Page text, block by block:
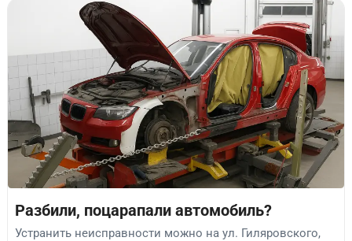
Разбили, поцарапали автомобиль?
Устранить неисправности можно на ул. Гиляровского,